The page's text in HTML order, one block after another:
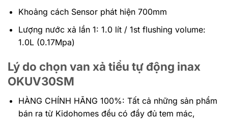
Khoảng cách Sensor phát hiện 700mm
Lượng nước xả lần 1: 1.0 lít / 1st flushing volume:
1.0L (0.17Mpa)
Lý do chọn van xả tiểu tự động inax
OKUV30SM
HÀNG CHÍNH HÃNG 100%: Tất cả những sản phẩm
bán ra từ Kidohomes đều có đầy đủ tem mác,